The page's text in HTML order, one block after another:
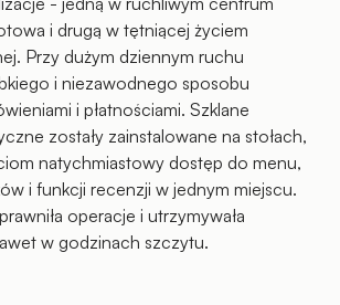
i drugą w tętniącej życiem
Przy dużym dziennym ruchu
i niezawodnego sposobu
i płatnościami. Szklane
zostały zainstalowane na stołach,
natychmiastowy dostęp do menu,
i funkcji recenzji w jednym miejscu.
operacje i utrzymywała
w godzinach szczytu.